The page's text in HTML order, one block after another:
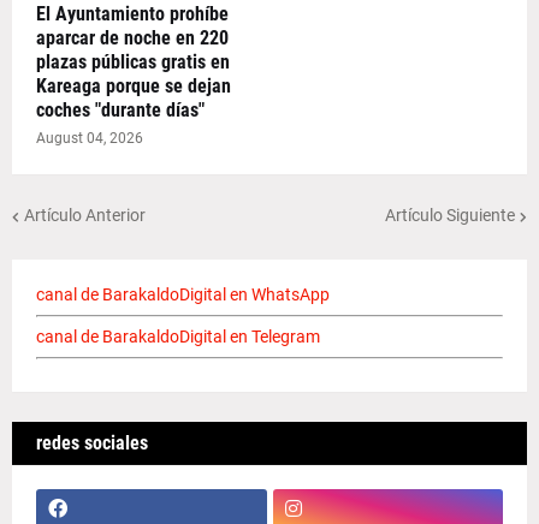
El Ayuntamiento prohíbe
aparcar de noche en 220
plazas públicas gratis en
Kareaga porque se dejan
coches "durante días"
August 04, 2026
Artículo Anterior Artículo Siguiente
canal de BarakaldoDigital en WhatsApp
canal de BarakaldoDigital en Telegram
redes sociales